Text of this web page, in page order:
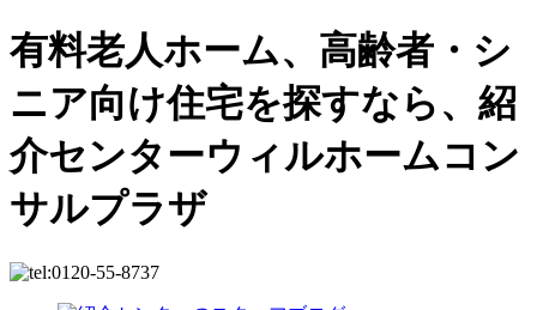
有料老人ホーム、高齢者・シ
ニア向け住宅を探すなら、紹
介センターウィルホームコン
サルプラザ
0120-55-8737